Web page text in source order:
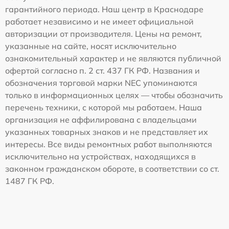
гарантийного периода. Наш центр в Краснодаре
работает независимо и не имеет официальной
авторизации от производителя. Цены на ремонт,
указанные на сайте, носят исключительно
ознакомительный характер и не являются публичной
офертой согласно п. 2 ст. 437 ГК РФ. Названия и
обозначения торговой марки NEC упоминаются
только в информационных целях — чтобы обозначить
перечень техники, с которой мы работаем. Наша
организация не аффилирована с владельцами
указанных товарных знаков и не представляет их
интересы. Все виды ремонтных работ выполняются
исключительно на устройствах, находящихся в
законном гражданском обороте, в соответствии со ст.
1487 ГК РФ.